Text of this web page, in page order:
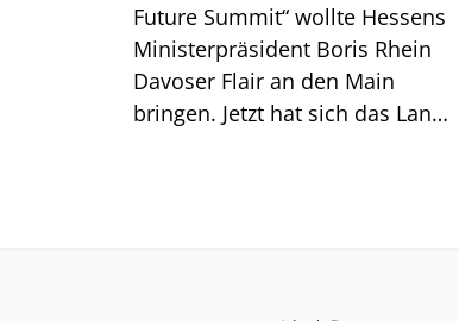
Future Summit“ wollte Hessens
Ministerpräsident Boris Rhein
Davoser Flair an den Main
bringen. Jetzt hat sich das Land